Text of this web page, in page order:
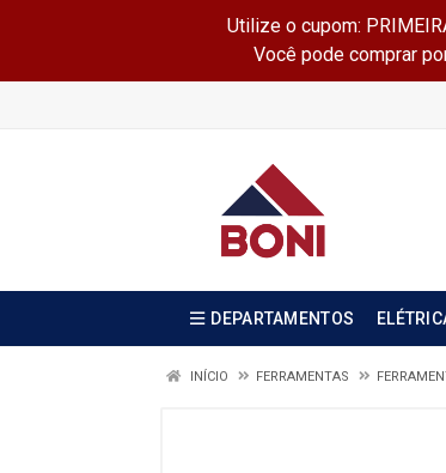
Utilize o cupom:
Você pode comprar
DEPARTAMENTOS
INÍCIO FERRAMENTAS